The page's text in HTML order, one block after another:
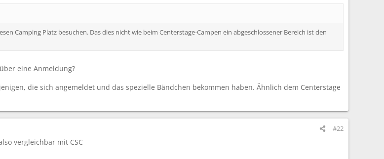
Camping Platz besuchen. Das dies nicht wie beim Centerstage-Campen ein abgeschlossener Bereich ist den
eine Anmeldung?
die sich angemeldet und das spezielle Bändchen bekommen haben. Ähnlich dem Centerstage
#22
vergleichbar mit CSC